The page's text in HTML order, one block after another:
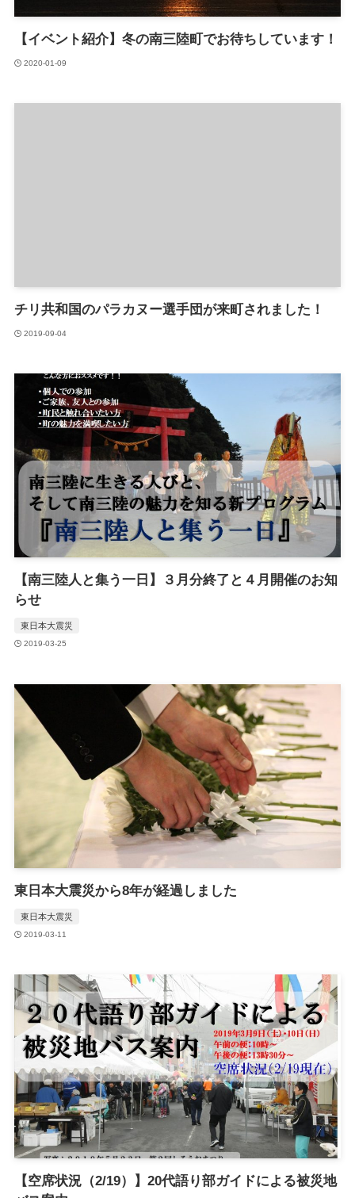
【イベント紹介】冬の南三陸町でお待ちしています！
2020-01-09
チリ共和国のパラカヌー選手団が来町されました！
2019-09-04
【南三陸人と集う一日】３月分終了と４月開催のお知
らせ
東日本大震災
2019-03-25
東日本大震災から8年が経過しました
東日本大震災
2019-03-11
【空席状況（2/19）】20代語り部ガイドによる被災地